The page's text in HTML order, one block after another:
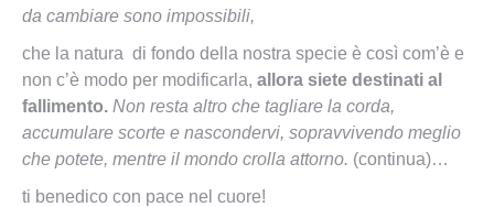
da cambiare sono impossibili,
che la natura di fondo della nostra specie è così com’è e
non c’è modo per modificarla, allora siete destinati al
fallimento. Non resta altro che tagliare la corda,
accumulare scorte e nascondervi, sopravvivendo meglio
che potete, mentre il mondo crolla attorno. (continua)…
ti benedico con pace nel cuore!